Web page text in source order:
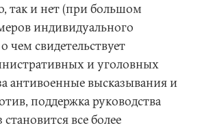
так и нет (при большом
индивидуального
чем свидетельствует
и уголовных
антивоенные высказывания и
поддержка руководства
все более